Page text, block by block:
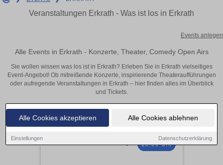
Alle Cookies akzeptieren Alle Cookies ablehnen
Einstellungen Datenschutzerklärung
Veranstaltungen Erkrath - Was ist los in Erkrath
Events anlegen
Alle Events in Erkrath - Konzerte, Theater, Comedy Open Airs
Sie wollen wissen was los ist in Erkrath? Erleben Sie in Erkrath vielseitiges
Event-Angebot! Ob mitreißende Konzerte, inspirierende Theateraufführungen
oder aufregende Veranstaltungen in Erkrath – hier finden alles im Überblick
und Tickets.
19:00 Uhr